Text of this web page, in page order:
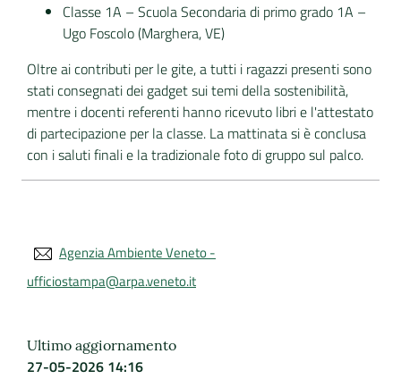
Classe 1A – Scuola Secondaria di primo grado 1A –
Ugo Foscolo (Marghera, VE)
Oltre ai contributi per le gite, a tutti i ragazzi presenti sono
stati consegnati dei gadget sui temi della sostenibilità,
mentre i docenti referenti hanno ricevuto libri e l'attestato
di partecipazione per la classe. La mattinata si è conclusa
con i saluti finali e la tradizionale foto di gruppo sul palco.
Agenzia Ambiente Veneto -
ufficiostampa@arpa.veneto.it
Ultimo aggiornamento
27-05-2026 14:16